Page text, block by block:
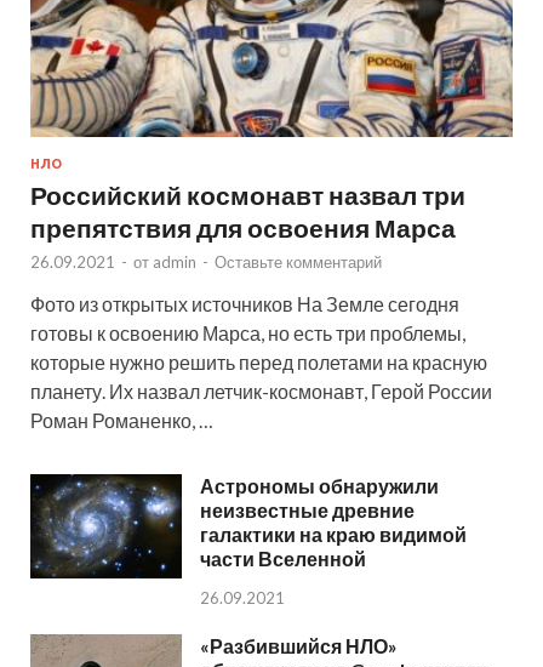
НЛО
Российский космонавт назвал три
препятствия для освоения Марса
26.09.2021 - от admin - Оставьте комментарий
Фото из открытых источников На Земле сегодня
готовы к освоению Марса, но есть три проблемы,
которые нужно решить перед полетами на красную
планету. Их назвал летчик-космонавт, Герой России
Роман Романенко, …
Астрономы обнаружили
неизвестные древние
галактики на краю видимой
части Вселенной
26.09.2021
«Разбившийся НЛО»